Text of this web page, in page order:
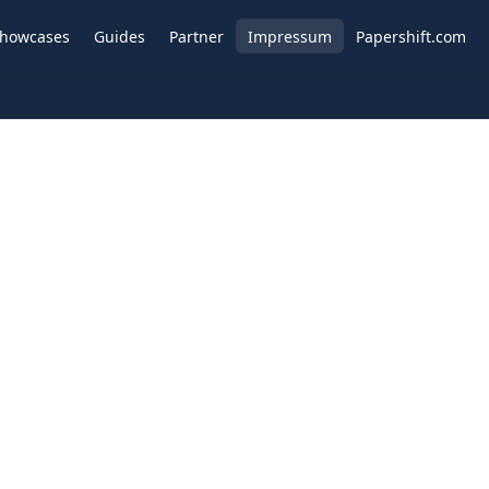
Guides Partner Impressum Papershift.com